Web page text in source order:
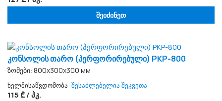
შეიძინეთ
კონსოლის თარო (პერფორირებული) PKP-800
ზომები: 800x300x300 мм
ხელმისაწვდომობა: შესაძლებელია შეკვეთა
115 ₾ / პკ.